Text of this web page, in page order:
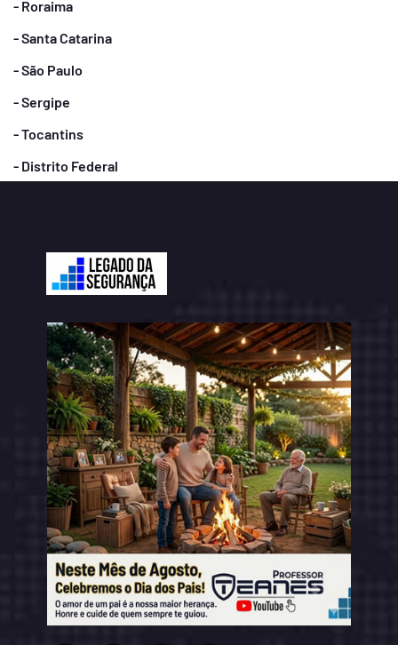
- Roraima
- Santa Catarina
- São Paulo
- Sergipe
- Tocantins
- Distrito Federal